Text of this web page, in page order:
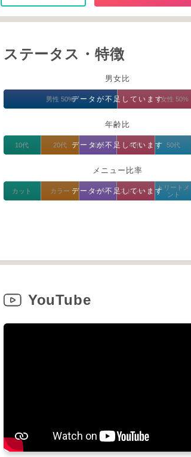
ステータス・特徴
男女比
データが不足しています
男性 50% 女性 50%
年齢比
データが不足しています
10代 20代 30代 40代 50代
メニュー比率
データが不足しています
カット カラー パーマ ストレート
トリートメ
ント
YouTube